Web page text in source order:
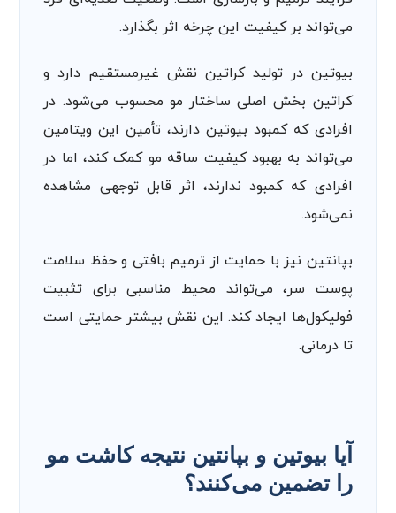
می‌تواند بر کیفیت این چرخه اثر بگذارد.
بیوتین در تولید کراتین نقش غیرمستقیم دارد و
کراتین بخش اصلی ساختار مو محسوب می‌شود. در
افرادی که کمبود بیوتین دارند، تأمین این ویتامین
می‌تواند به بهبود کیفیت ساقه مو کمک کند، اما در
افرادی که کمبود ندارند، اثر قابل ‌توجهی مشاهده
نمی‌شود.
بپانتین نیز با حمایت از ترمیم بافتی و حفظ سلامت
پوست سر، می‌تواند محیط مناسبی برای تثبیت
فولیکول‌ها ایجاد کند. این نقش بیشتر حمایتی است
تا درمانی.
آیا بیوتین و بپانتین نتیجه کاشت مو
را تضمین می‌کنند؟